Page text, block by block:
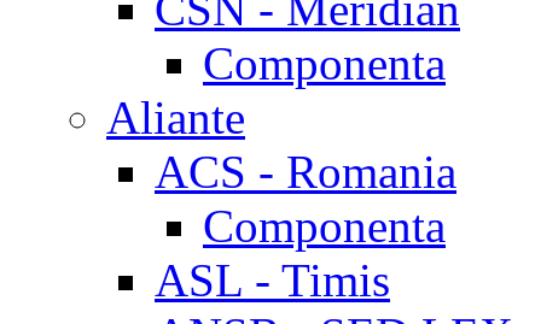
Componenta
Aliante
ACS - Romania
Componenta
ASL - Timis